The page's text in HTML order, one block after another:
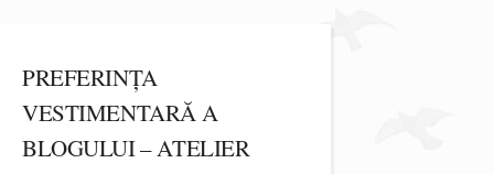
PREFERINȚA
VESTIMENTARĂ A
BLOGULUI – ATELIER